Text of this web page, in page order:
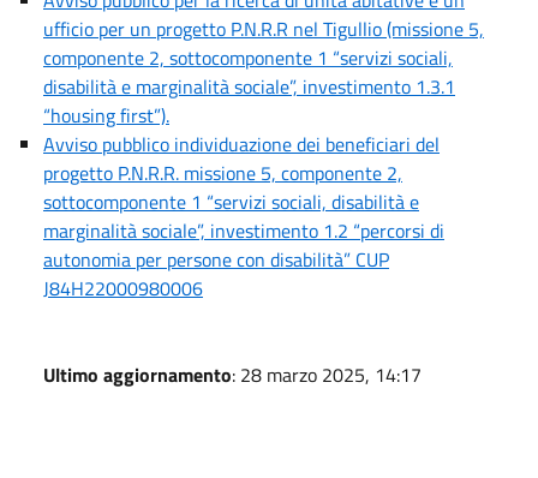
ufficio per un progetto P.N.R.R nel Tigullio (missione 5,
componente 2, sottocomponente 1 “servizi sociali,
disabilità e marginalità sociale”, investimento 1.3.1
“housing first”).
Avviso pubblico individuazione dei beneficiari del
progetto P.N.R.R. missione 5, componente 2,
sottocomponente 1 “servizi sociali, disabilità e
marginalità sociale”, investimento 1.2 “percorsi di
autonomia per persone con disabilità” CUP
J84H22000980006
Ultimo aggiornamento: 28 marzo 2025, 14:17